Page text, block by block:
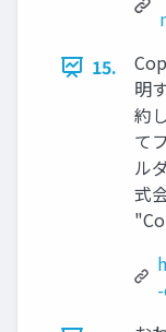
15.
明
約
て
ル
式